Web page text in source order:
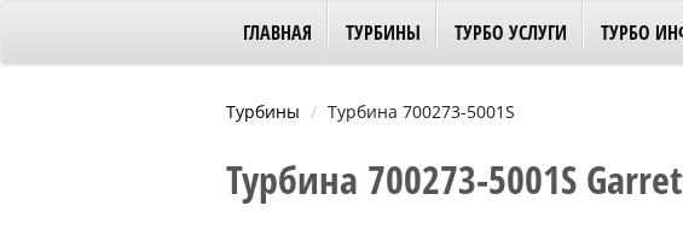
ГЛАВНАЯ ТУРБИНЫ ТУРБО УСЛУГИ ТУРБО
Турбины Турбина 700273-5001S
Турбина 700273-5001S